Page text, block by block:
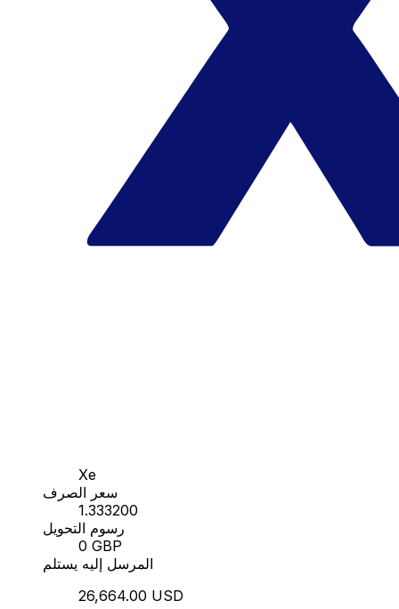
Xe
سعر الصرف
1.333200
رسوم التحويل
0 GBP
المرسل إليه يستلم
26,664.00 USD